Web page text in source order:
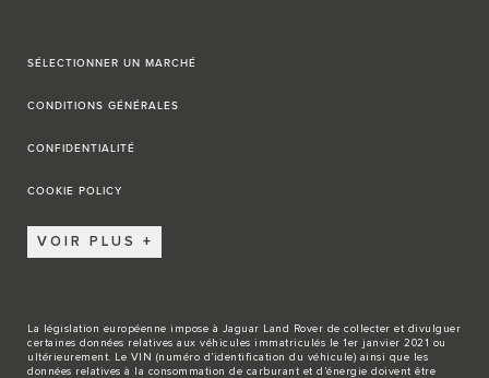
SÉLECTIONNER UN MARCHÉ
CONDITIONS GÉNÉRALES
CONFIDENTIALITÉ
COOKIE POLICY
VOIR PLUS
La législation européenne impose à Jaguar Land Rover de collecter et divulguer
certaines données relatives aux véhicules immatriculés le 1er janvier 2021 ou
ultérieurement. Le VIN (numéro d’identification du véhicule) ainsi que les
données relatives à la consommation de carburant et d’énergie doivent être